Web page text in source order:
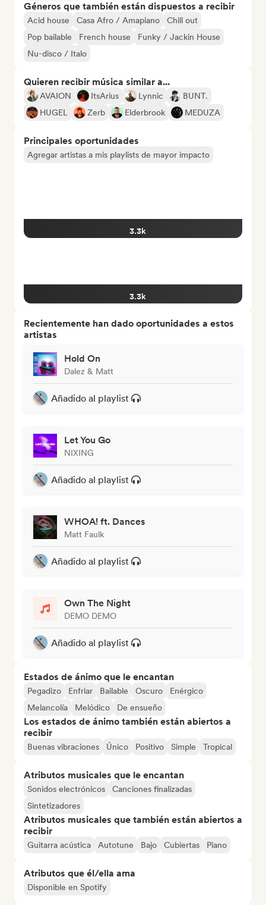
Géneros que también están dispuestos a recibir
Acid house Casa Afro / Amapiano
Chill out
Pop bailable
French house
Funky / Jackin House
Nu-disco / Italo
Quieren recibir música similar a...
AVAION ItsArius Lynnic
BUNT.
HUGEL
Zerb Elderbrook MEDUZA
Principales oportunidades
Agregar artistas a mis playlists de mayor impacto
3.3k
3.3k
Recientemente han dado oportunidades a estos
artistas
Hold On
Dalez & Matt
Añadido al playlist
Let You Go
NIXING
Añadido al playlist
WHOA! ft. Dances
Matt Faulk
Añadido al playlist
Own The Night
DEMO DEMO
Añadido al playlist
Estados de ánimo que le encantan
Pegadizo Enfriar Bailable Oscuro
Enérgico
Melancolía
Melódico De ensueño
Los estados de ánimo también están abiertos a
recibir
Buenas vibraciones Único Positivo Simple Tropical
Atributos musicales que le encantan
Sonidos electrónicos
Canciones finalizadas
Sintetizadores
Atributos musicales que también están abiertos a
recibir
Guitarra acústica Autotune Bajo Cubiertas Piano
Atributos que él/ella ama
Disponible en Spotify